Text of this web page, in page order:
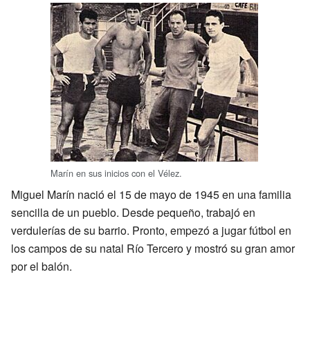
Marín en sus inicios con el Vélez.
Miguel Marín nació el 15 de mayo de 1945 en una familia
sencilla de un pueblo. Desde pequeño, trabajó en
verdulerías de su barrio. Pronto, empezó a jugar fútbol en
los campos de su natal Río Tercero y mostró su gran amor
por el balón.